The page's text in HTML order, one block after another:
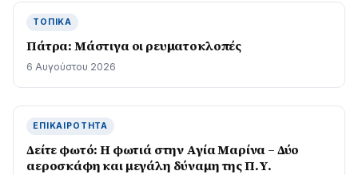
ΤΟΠΙΚΆ
Πάτρα: Μάστιγα οι ρευµατοκλοπές
6 Αυγούστου 2026
ΕΠΙΚΑΙΡΌΤΗΤΑ
Δείτε φωτό: Η φωτιά στην Αγία Μαρίνα – Δύο
αεροσκάφη και μεγάλη δύναμη της Π.Υ.